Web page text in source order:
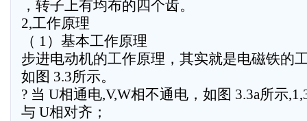
，转子上有均布的四个齿。
2,工作原理
（ 1）基本工作原理
步进电动机的工作原理，其实就是电磁铁的
如图 3.3所示。
? 当 U相通电,V,W相不通电，如图 3.3a所示
与 U相对齐；